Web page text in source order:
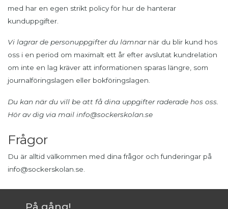
med har en egen strikt policy för hur de hanterar
kunduppgifter.
Vi lagrar de personuppgifter du lämnarnär du blir kund hos
oss i en period om maximalt ett år efter avslutat kundrelation
om inte en lag kräver att informationen sparas längre, som
journalföringslagen eller bokföringslagen.
Du kan när du vill be att få dina uppgifter raderade hos oss.
Hör av dig via mail info@sockerskolan.se
Frågor
Du är alltid välkommen med dina frågor och funderingar på
info@sockerskolan.se.
På gång!